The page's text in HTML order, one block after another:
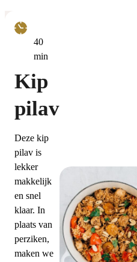
40minuten
min
Kip
pilav
Deze kip
pilav is
lekker
makkelijk
en snel
klaar. In
plaats van
perziken,
maken we